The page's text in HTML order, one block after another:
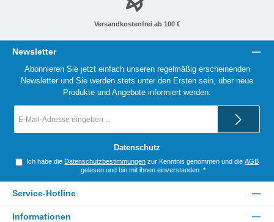
Versandkostenfrei ab 100 €
Newsletter
Abonnieren Sie jetzt einfach unseren regelmäßig erscheinenden
Newsletter und Sie werden stets unter den Ersten sein, über neue
Produkte und Angebote informiert werden.
Mail-
Datenschutz
Ich habe die Datenschutzbestimmungen zur Kenntnis genommen und dieAGB
gelesen und bin mit ihnen einverstanden. *
Service-Hotline
Informationen